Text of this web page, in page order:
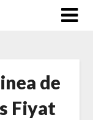
de
Fiyat